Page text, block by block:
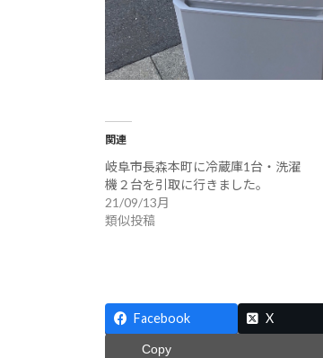
関連
岐阜市長森本町に冷蔵庫1台・洗濯
機２台を引取に行きました。
21/09/13月
類似投稿
Facebook X
Copy